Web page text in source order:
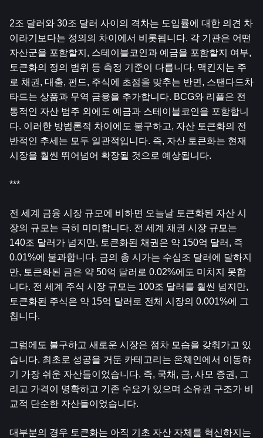
2조 달러와 30조 달러 사이의 격차는 도입률에 대한 의견 차
이라기보다는 정의의 차이에서 비롯됩니다. 각 기관은 어떤
자산군을 포함할지, 스테이블코인과 예금을 포함할지 여부,
토큰화의 정의 범위 등 측정 기준이 다릅니다. 맥킨지는 주
로 채권, 대출, 펀드, 주식에 초점을 맞추는 반면, 스탠다드차
타드는 상품과 무역 금융을 추가합니다. BCG와 리플은 전
통적인 자산 범주 외에도 예금과 스테이블코인을 포함합니
다. 이러한 방법론적 차이에도 불구하고, 자산 토큰화의 전
반적인 추세는 모두 일관적입니다. 즉, 자산 토큰화는 현재
시장을 훨씬 뛰어넘어 확장될 것으로 예상됩니다.
***
전 세계 금융 시장 규모에 비하면 오늘날 토큰화된 자산 시
장의 규모는 극히 미미합니다. 전 세계 채권 시장 규모는
140조 달러가 넘지만, 토큰화된 채권은 약 150억 달러, 즉
0.01%에 불과합니다. 금의 총 시가는 수십조 달러에 달하지
만, 토큰화된 금은 약 50억 달러로 0.02%에도 미치지 못합
니다. 전 세계 주식 시장 규모는 100조 달러를 훨씬 넘지만,
토큰화된 주식은 약 15억 달러로 전체 시장의 0.001%에 그
칩니다.
그럼에도 불구하고 새로운 시장은 점차 모습을 갖춰가고 있
습니다. 최초로 성공을 거둔 카테고리는 온체인에서 이동하
기 가장 쉬운 자산들이었습니다. 즉, 국채, 금, 사모 증권, 그
리고 가격이 명확하고 기존 수요가 있으며 소유권 구조가 비
교적 단순한 자산들이었습니다.
대부분의 경우 토큰화는 아직 기초 자산 자체를 혁신하지는